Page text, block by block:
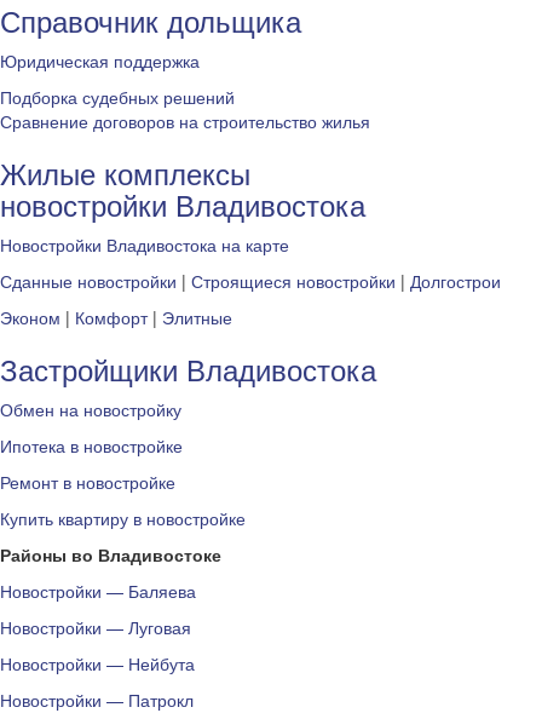
Справочник дольщика
Юридическая поддержка
Подборка судебных решений
Сравнение договоров на строительство жилья
Жилые комплексы
новостройки Владивостока
Новостройки Владивостока на карте
Сданные новостройки | Строящиеся новостройки | Долгострои
Эконом | Комфорт| Элитные
Застройщики Владивостока
Обмен на новостройку
Ипотека в новостройке
Ремонт в новостройке
Купить квартиру в новостройке
Районы во Владивостоке
Новостройки — Баляева
Новостройки — Луговая
Новостройки — Нейбута
Новостройки — Патрокл